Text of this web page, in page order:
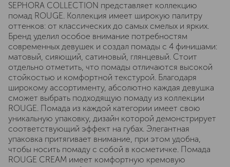
SEPHORA COLLECTION представляет коллекцию
помад ROUGE. Коллекция имеет широкую палитру
оттенков: от классических до самых смелых и ярких.
Бренд уделил особое внимание потребностям
современных девушек и создал помады с 4 финишами:
матовый, сияющий, сатиновый, глянцевый. Стоит
отдельно отметить, что помады отличаются высокой
стойкостью и комфортной текстурой. Благодаря
широкому ассортименту, абсолютно каждая девушка
сможет выбрать подходящую помаду из коллекции
ROUGE. Помада из каждой категории имеет свою
уникальную упаковку, дизайн которой демонстрирует
соответствующий эффект на губах. Элегантная
упаковка притягивает внимание, при этом удобна,
чтобы носить помаду с собой в косметичке. Помада
ROUGE CREAM имеет комфортную кремовую